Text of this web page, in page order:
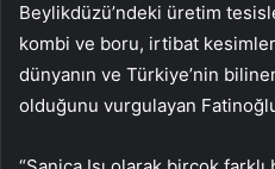
Beylikdüzü’ndeki üretim
kombi ve boru, irtibat
dünyanın ve Türkiye’nin
olduğunu vurgulayan